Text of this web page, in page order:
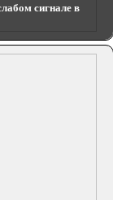
сигнале в